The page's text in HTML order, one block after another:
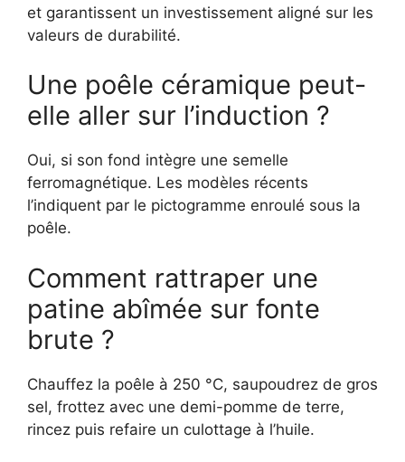
et garantissent un investissement aligné sur les
valeurs de durabilité.
Une poêle céramique peut-
elle aller sur l’induction ?
Oui, si son fond intègre une semelle
ferromagnétique. Les modèles récents
l’indiquent par le pictogramme enroulé sous la
poêle.
Comment rattraper une
patine abîmée sur fonte
brute ?
Chauffez la poêle à 250 °C, saupoudrez de gros
sel, frottez avec une demi-pomme de terre,
rincez puis refaire un culottage à l’huile.